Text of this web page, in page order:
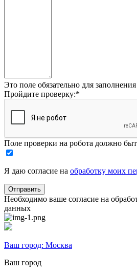
Это поле обязательно для заполнения
Пройдите проверку:*
Поле проверки на робота должно
Я даю согласие на обработку моих
Необходимо ваше согласие на
данных
Ваш город: Москва
Ваш город